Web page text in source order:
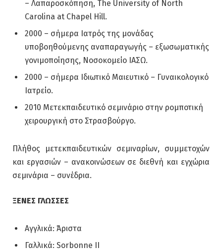
– Λαπαροσκόπηση, The University of North
Carolina at Chapel Hill.
2000 – σήμερα Ιατρός της μονάδας
υποβοηθούμενης αναπαραγωγής – εξωσωματικής
γονιμοποίησης, Νοσοκομείο ΙΑΣΩ.
2000 – σήμερα Ιδιωτικό Μαιευτικό – Γυναικολογικό
Ιατρείο.
2010 Μετεκπαιδευτικό σεμινάριο στην ρομποτική
χειρουργική στο Στρασβούργο.
Πλήθος μετεκπαιδευτικών σεμιναρίων, συμμετοχών
και εργασιών – ανακοινώσεων σε διεθνή και εγχώρια
σεμινάρια – συνέδρια.
ΞΕΝΕΣ ΓΛΩΣΣΕΣ
Αγγλικά: Άριστα
Γαλλικά: Sorbonne II